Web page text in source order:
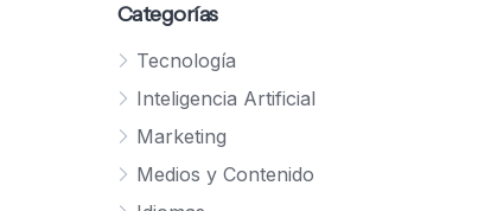
Categorías
Tecnología
Inteligencia Artificial
Marketing
Medios y Contenido